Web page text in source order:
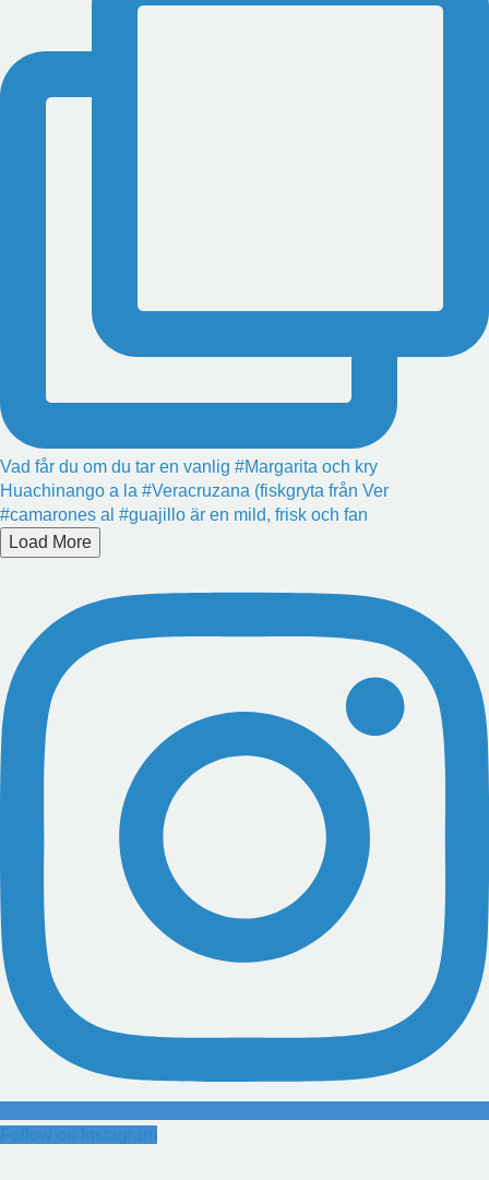
Vad får du om du tar en vanlig #Margarita och kry
Huachinango a la #Veracruzana (fiskgryta från Ver
#camarones al #guajillo är en mild, frisk och fan
Load More